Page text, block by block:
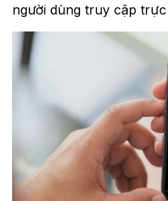
người dùng truy cập trực